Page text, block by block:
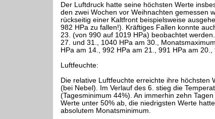
Der Luftdruck hatte seine höchsten Werte
den zwei Wochen vor Weihnachten gemessen
rückseitig einer Kaltfront beispielsweise
982 HPa zu fallen!). Kräftiges Fallen konnte
23. (von 990 auf 1019 HPa) beobachtet
27. und 31., 1040 HPa am 30.,
HPa am 14., 992 HPa am 21., 991 HPa am
Luftfeuchte:
Die relative Luftfeuchte erreichte ihre höchsten
(bei Nebel). Im Verlauf des 6. stieg die
(Tagesminimum 44%). An immerhin zehn
Werte unter 50% ab, die niedrigsten Werte
absolutem Monatsminimum.